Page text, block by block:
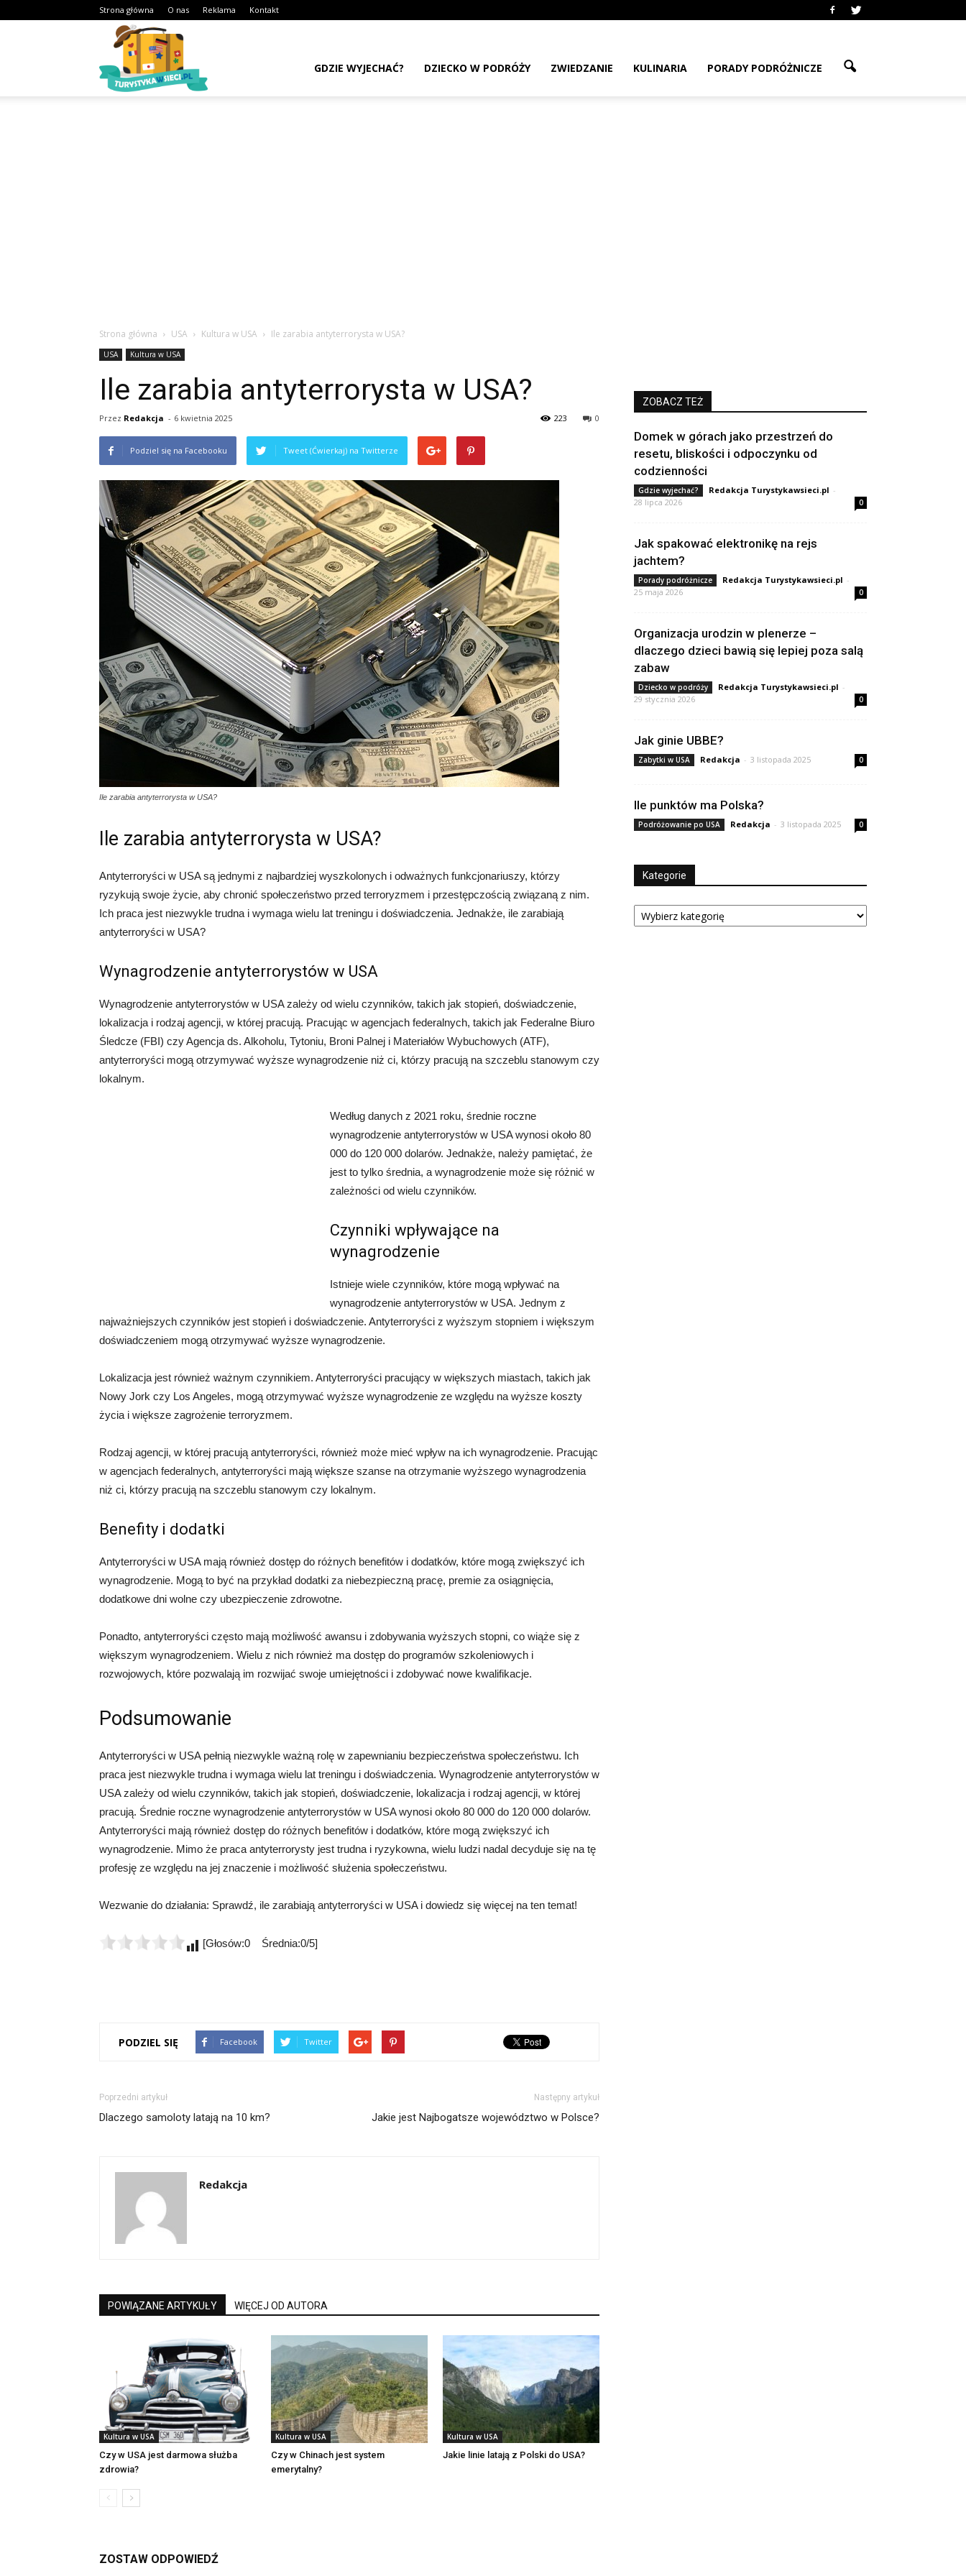
Strona główna O nas Reklama Kontakt
GDZIE WYJECHAĆ? DZIECKO W PODRÓŻY ZWIEDZANIE KULINARIA PORADY PODRÓŻNICZE
Strona główna USA Kultura w USA Ile zarabia antyterrorysta w USA?
USA Kultura w USA
Ile zarabia antyterrorysta w USA?
Przez Redakcja - 6 kwietnia 2025 0
223
Podziel się na Facebooku Tweet (Ćwierkaj) na Twitterze
Ile zarabia antyterrorysta w USA?
Ile zarabia antyterrorysta w USA?
Antyterroryści w USA są jednymi z najbardziej wyszkolonych i odważnych funkcjonariuszy, którzy
ryzykują swoje życie, aby chronić społeczeństwo przed terroryzmem i przestępczością związaną z nim.
Ich praca jest niezwykle trudna i wymaga wielu lat treningu i doświadczenia. Jednakże, ile zarabiają
antyterroryści w USA?
Wynagrodzenie antyterrorystów w USA
Wynagrodzenie antyterrorystów w USA zależy od wielu czynników, takich jak stopień, doświadczenie,
lokalizacja i rodzaj agencji, w której pracują. Pracując w agencjach federalnych, takich jak Federalne Biuro
Śledcze (FBI) czy Agencja ds. Alkoholu, Tytoniu, Broni Palnej i Materiałów Wybuchowych (ATF),
antyterroryści mogą otrzymywać wyższe wynagrodzenie niż ci, którzy pracują na szczeblu stanowym czy
lokalnym.
Według danych z 2021 roku, średnie roczne
wynagrodzenie antyterrorystów w USA wynosi około 80
000 do 120 000 dolarów. Jednakże, należy pamiętać, że
jest to tylko średnia, a wynagrodzenie może się różnić w
zależności od wielu czynników.
Czynniki wpływające na
wynagrodzenie
Istnieje wiele czynników, które mogą wpływać na
wynagrodzenie antyterrorystów w USA. Jednym z
najważniejszych czynników jest stopień i doświadczenie. Antyterroryści z wyższym stopniem i większym
doświadczeniem mogą otrzymywać wyższe wynagrodzenie.
Lokalizacja jest również ważnym czynnikiem. Antyterroryści pracujący w większych miastach, takich jak
Nowy Jork czy Los Angeles, mogą otrzymywać wyższe wynagrodzenie ze względu na wyższe koszty
życia i większe zagrożenie terroryzmem.
Rodzaj agencji, w której pracują antyterroryści, również może mieć wpływ na ich wynagrodzenie. Pracując
w agencjach federalnych, antyterroryści mają większe szanse na otrzymanie wyższego wynagrodzenia
niż ci, którzy pracują na szczeblu stanowym czy lokalnym.
Benefity i dodatki
Antyterroryści w USA mają również dostęp do różnych benefitów i dodatków, które mogą zwiększyć ich
wynagrodzenie. Mogą to być na przykład dodatki za niebezpieczną pracę, premie za osiągnięcia,
dodatkowe dni wolne czy ubezpieczenie zdrowotne.
Ponadto, antyterroryści często mają możliwość awansu i zdobywania wyższych stopni, co wiąże się z
większym wynagrodzeniem. Wielu z nich również ma dostęp do programów szkoleniowych i
rozwojowych, które pozwalają im rozwijać swoje umiejętności i zdobywać nowe kwalifikacje.
Podsumowanie
Antyterroryści w USA pełnią niezwykle ważną rolę w zapewnianiu bezpieczeństwa społeczeństwu. Ich
praca jest niezwykle trudna i wymaga wielu lat treningu i doświadczenia. Wynagrodzenie antyterrorystów w
USA zależy od wielu czynników, takich jak stopień, doświadczenie, lokalizacja i rodzaj agencji, w której
pracują. Średnie roczne wynagrodzenie antyterrorystów w USA wynosi około 80 000 do 120 000 dolarów.
Antyterroryści mają również dostęp do różnych benefitów i dodatków, które mogą zwiększyć ich
wynagrodzenie. Mimo że praca antyterrorysty jest trudna i ryzykowna, wielu ludzi nadal decyduje się na tę
profesję ze względu na jej znaczenie i możliwość służenia społeczeństwu.
Wezwanie do działania: Sprawdź, ile zarabiają antyterroryści w USA i dowiedz się więcej na ten temat!
[Głosów:0 Średnia:0/5]
PODZIEL SIĘ Facebook Twitter
Poprzedni artykuł
Dlaczego samoloty latają na 10 km?
Następny artykuł
Jakie jest Najbogatsze województwo w Polsce?
Redakcja
POWIĄZANE ARTYKUŁY WIĘCEJ OD AUTORA
Kultura w USA
Czy w USA jest darmowa służba
zdrowia?
Kultura w USA
Czy w Chinach jest system
emerytalny?
Kultura w USA
Jakie linie latają z Polski do USA?
ZOSTAW ODPOWIEDŹ
ZOBACZ TEŻ
Domek w górach jako przestrzeń do
resetu, bliskości i odpoczynku od
codzienności
Gdzie wyjechać? Redakcja Turystykawsieci.pl -
28 lipca 2026
0
Jak spakować elektronikę na rejs
jachtem?
Porady podróżnicze Redakcja Turystykawsieci.pl -
25 maja 2026
0
Organizacja urodzin w plenerze –
dlaczego dzieci bawią się lepiej poza salą
zabaw
Dziecko w podróży Redakcja Turystykawsieci.pl -
29 stycznia 2026
0
Jak ginie UBBE?
Zabytki w USA Redakcja - 3 listopada 2025 0
Ile punktów ma Polska?
Podróżowanie po USA Redakcja - 3 listopada 2025 0
Kategorie
Kategorie